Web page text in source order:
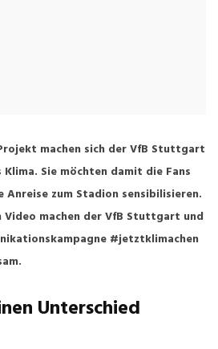
machen sich der VfB Stuttgart
Sie möchten damit die Fans
Anreise zum Stadion sensibilisieren.
Video machen der VfB Stuttgart und
#jetztklimachen
Unterschied